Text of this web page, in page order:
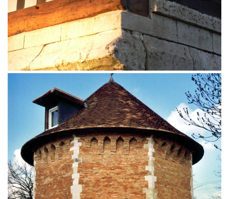
Restauration de colombages sur un manoir cauchois